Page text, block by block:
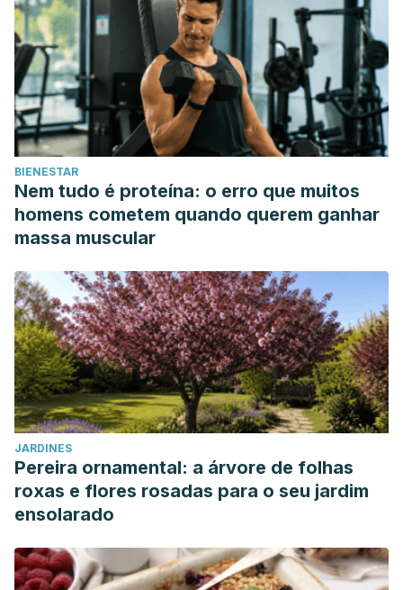
BIENESTAR
Nem tudo é proteína: o erro que muitos
homens cometem quando querem ganhar
massa muscular
JARDINES
Pereira ornamental: a árvore de folhas
roxas e flores rosadas para o seu jardim
ensolarado